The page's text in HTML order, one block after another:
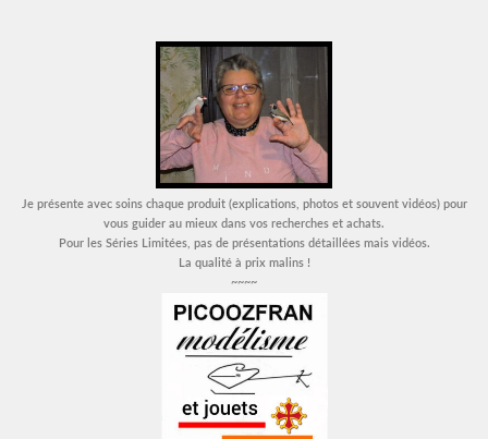
Je présente avec soins chaque produit (explications, photos et souvent vidéos) pour
vous guider au mieux dans vos recherches et achats.
Pour les Séries Limitées, pas de présentations détaillées mais vidéos.
La qualité à prix malins !
~~~~